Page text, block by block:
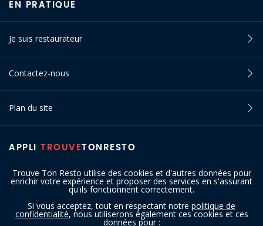
Trouve Ton Resto utilise des cookies et d'autres données pour
enrichir votre expérience et proposer des services en s'assurant
qu'ils fonctionnent correctement.
Si vous acceptez, tout en respectant notre politique de
confidentialité, nous utiliserons également ces cookies et ces
données pour :
APPLI TROUVETONRESTO
EN PRATIQUE
Je suis restaurateur
Contactez-nous
Plan du site
SUIVEZ-NOUS